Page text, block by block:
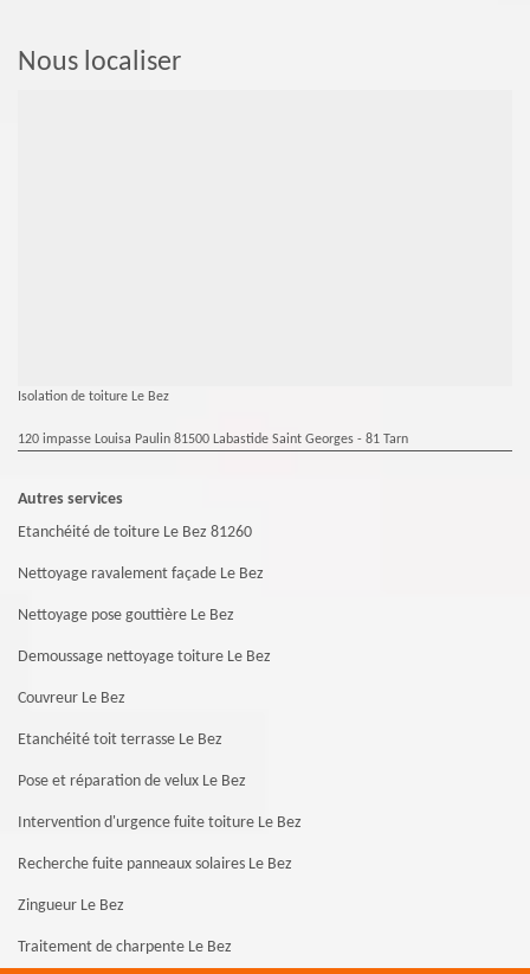
Nous localiser
Isolation de toiture Le Bez
120 impasse Louisa Paulin 81500 Labastide Saint Georges - 81 Tarn
Autres services
Etanchéité de toiture Le Bez 81260
Nettoyage ravalement façade Le Bez
Nettoyage pose gouttière Le Bez
Demoussage nettoyage toiture Le Bez
Couvreur Le Bez
Etanchéité toit terrasse Le Bez
Pose et réparation de velux Le Bez
Intervention d'urgence fuite toiture Le Bez
Recherche fuite panneaux solaires Le Bez
Zingueur Le Bez
Traitement de charpente Le Bez